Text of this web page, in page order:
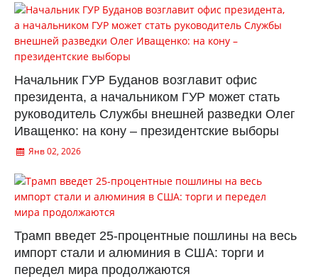
Начальник ГУР Буданов возглавит офис
президента, а начальником ГУР может стать
руководитель Службы внешней разведки Олег
Иващенко: на кону – президентские выборы
Янв 02, 2026
Трамп введет 25-процентные пошлины на весь
импорт стали и алюминия в США: торги и
передел мира продолжаются